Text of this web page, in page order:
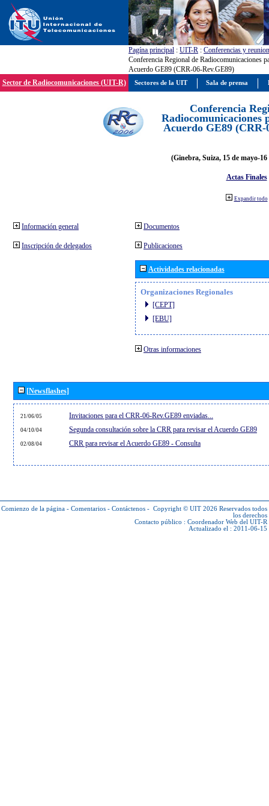
Pagína principal : UIT-R : Conferencias y
Conferencia Regional de Radiocomunicaciones
Acuerdo GE89 (CRR-06-Rev.GE89)
Sector de Radiocomunicaciones (UIT-R)
Conferencia
Radiocomunicaciones
Acuerdo GE89 (CRR-
(Ginebra, Suiza, 15 de mayo-
Actas Finales
Expandir todo
Información general
Inscripción de delegados
Documentos
Publicaciones
Actividades relacionadas
Organizaciones Regionales
[CEPT]
[EBU]
Otras informaciones
[Newsflashes]
21/06/05 Invitaciones para el CRR-06-Rev.GE89 enviadas...
04/10/04 Segunda consultación sobre la CRR para revisar el Acuerdo GE89
02/08/04 CRR para revisar el Acuerdo GE89 - Consulta
Comienzo de la página - Comentarios - Contáctenos - Copyright © UIT 2026 Reservados todos
los derechos
Contacto público : Coordenador Web del UIT-R
Actualizado el : 2011-06-15
Sectores de la UIT Sala de prensa